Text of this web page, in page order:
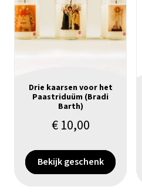
Drie kaarsen voor het
Paastriduüm (Bradi
Barth)
€10,00
Bekijk geschenk